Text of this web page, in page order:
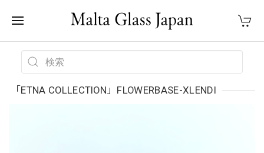
「ETNA COLLECTION」FLOWERBASE-XLENDI